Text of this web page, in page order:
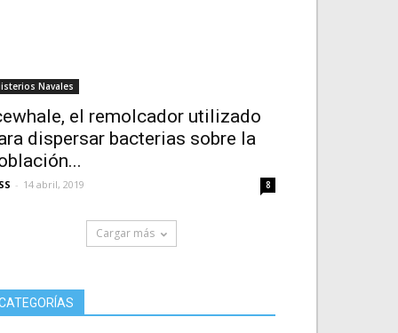
Navales
el remolcador utilizado
dispersar bacterias sobre la
- 14 abril, 2019 8
Cargar más